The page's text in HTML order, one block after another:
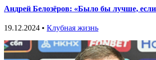
Андрей Белозёров: «Было бы лучше,
19.12.2024 • Клубная жизнь